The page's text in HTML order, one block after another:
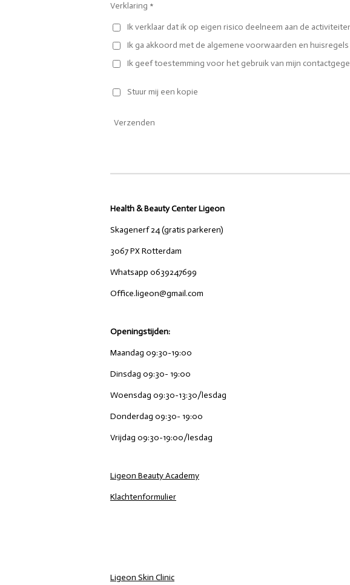
Verklaring *
Ik verklaar dat ik op eigen risico deelneem aan de
Ik ga akkoord met de algemene voorwaarden en huisregels
Ik geef toestemming voor het gebruik van mijn
Stuur mij een kopie
Verzenden
Health & Beauty Center Ligeon
Skagenerf 24 (gratis parkeren)
3067 PX Rotterdam
Whatsapp 0639247699
Office.ligeon@gmail.com
Openingstijden:
Maandag 09:30-19:00
Dinsdag 09:30- 19:00
Woensdag 09:30-13:30/lesdag
Donderdag 09:30- 19:00
Vrijdag 09:30-19:00/lesdag
Ligeon Beauty Academy
Klachtenformulier
Ligeon Skin Clinic